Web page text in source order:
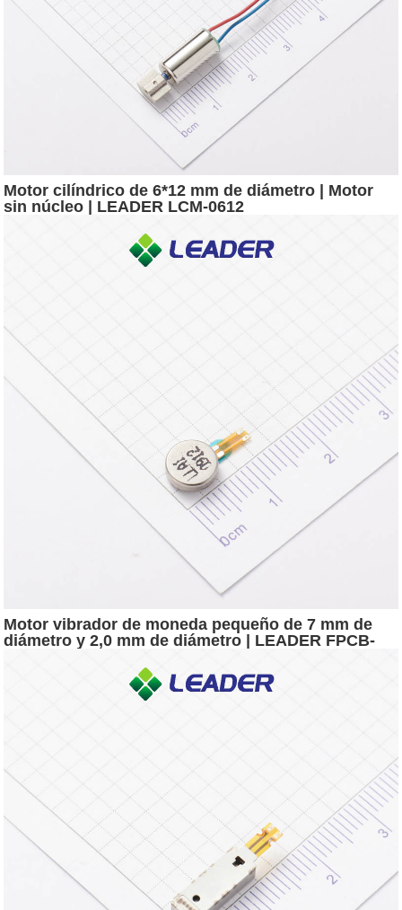
Motor cilíndrico de 6*12 mm de diámetro | Motor
sin núcleo | LEADER LCM-0612
Motor vibrador de moneda pequeño de 7 mm de
diámetro y 2,0 mm de diámetro | LEADER FPCB-